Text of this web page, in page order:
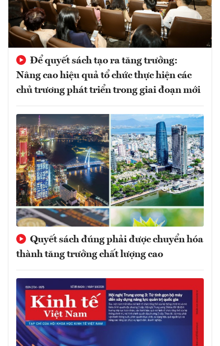
Để quyết sách tạo ra tăng trưởng:
Nâng cao hiệu quả tổ chức thực hiện các
chủ trương phát triển trong giai đoạn mới
Quyết sách đúng phải được chuyển hóa
thành tăng trưởng chất lượng cao